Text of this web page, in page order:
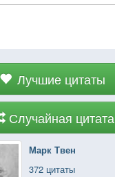
Лучшие цитаты
Случайная цитата
Марк Твен
372 цитаты